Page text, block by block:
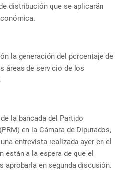
distribución que se aplicarán
la generación del porcentaje de
áreas de servicio de los
la bancada del Partido
en la Cámara de Diputados,
entrevista realizada ayer en el
están a la espera de que el
aprobarla en segunda discusión.